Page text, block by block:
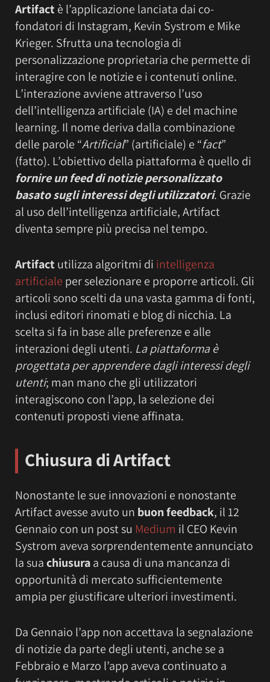
Artifact è l’applicazione lanciata dai co-
fondatori di Instagram, Kevin Systrom e Mike
Krieger. Sfrutta una tecnologia di
personalizzazione proprietaria che permette di
interagire con le notizie e i contenuti online.
L’interazione avviene attraverso l’uso
dell’intelligenza artificiale (IA) e del machine
learning. Il nome deriva dalla combinazione
delle parole “Artificial” (artificiale) e “fact”
(fatto). L’obiettivo della piattaforma è quello di
fornire un feed di notizie personalizzato
basato sugli interessi degli utilizzatori. Grazie
al uso dell’intelligenza artificiale, Artifact
diventa sempre più precisa nel tempo.
Artifact utilizza algoritmi di intelligenza
artificiale per selezionare e proporre articoli. Gli
articoli sono scelti da una vasta gamma di fonti,
inclusi editori rinomati e blog di nicchia. La
scelta si fa in base alle preferenze e alle
interazioni degli utenti. La piattaforma è
progettata per apprendere dagli interessi degli
utenti; man mano che gli utilizzatori
interagiscono con l’app, la selezione dei
contenuti proposti viene affinata.
Chiusura di Artifact
Nonostante le sue innovazioni e nonostante
Artifact avesse avuto un buon feedback, il 12
Gennaio con un post su Medium il CEO Kevin
Systrom aveva sorprendentemente annunciato
la suachiusuraa causa di una mancanza di
opportunità di mercato sufficientemente
ampia per giustificare ulteriori investimenti.
Da Gennaio l’app non accettava la segnalazione
di notizie da parte degli utenti, anche se a
Febbraio e Marzo l’app aveva continuato a